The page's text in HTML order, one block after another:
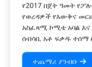
የ2017 በጀት ዓመት
የወረዳዎች የእውቅና
አስፈጻሚ ኮሚቴ አባል
ሰብሳቢ አቶ ፍቃዱ ተሰማ
ተጨማሪ ያንብቡ